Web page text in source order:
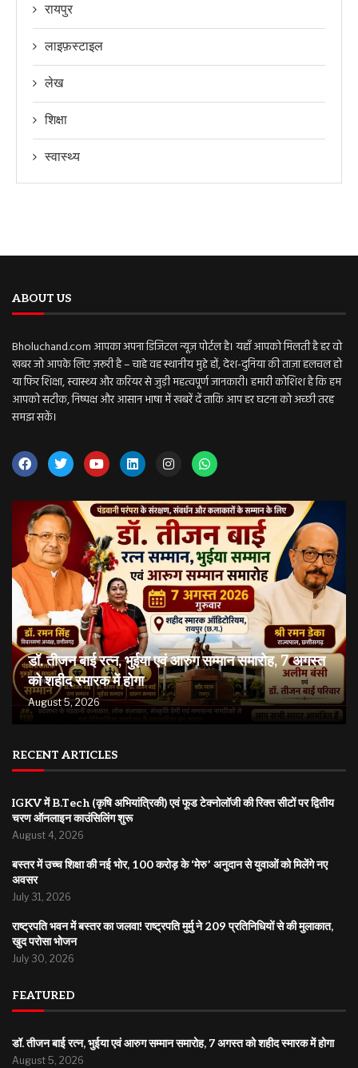
रायपुर
लाइफ़स्टाइल
लेख
शिक्षा
स्वास्थ्य
ABOUT US
Bholuchand.com आपका अपना डिजिटल न्यूज़ पोर्टल है। यहाँ आपको मिलती है हर वो
खबर जो आपके लिए ज़रूरी है – चाहे वह स्थानीय मुद्दे हों, देश-दुनिया की ताज़ा हलचल हो
या फिर शिक्षा, स्वास्थ्य और करियर से जुड़ी महत्वपूर्ण जानकारी। हमारी कोशिश है कि हम
आपको सटीक, निष्पक्ष और आसान भाषा में खबरें दें ताकि आप हर घटना को अच्छी तरह
समझ सकें।
डॉ. तीजन बाई रत्न, भुईया एवं आरुग सम्मान समारोह, 7 अगस्त
को शहीद स्मारक में होगा
August 5, 2026
RECENT ARTICLES
IGKV में B.Tech (कृषि अभियांत्रिकी) एवं फूड टेक्नोलॉजी की रिक्त सीटों पर द्वितीय
चरण ऑनलाइन काउंसिलिंग शुरू
August 4, 2026
बस्तर में उच्च शिक्षा की नई भोर, 100 करोड़ के ‘मेरु’ अनुदान से युवाओं को मिलेंगे नए
अवसर
July 31, 2026
राष्ट्रपति भवन में बस्तर का जलवा! राष्ट्रपति मुर्मु ने 209 प्रतिनिधियों से की मुलाकात,
खुद परोसा भोजन
July 30, 2026
FEATURED
डॉ. तीजन बाई रत्न, भुईया एवं आरुग सम्मान समारोह, 7 अगस्त को शहीद स्मारक में होगा
August 5, 2026